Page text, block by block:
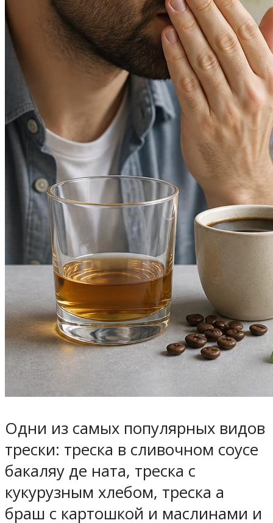
Одни из самых популярных видов
трески: треска в сливочном соусе
бакаляу де ната, треска с
кукурузным хлебом, треска а
браш с картошкой и маслинами и